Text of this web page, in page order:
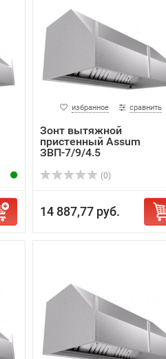
избранное сравнить
Зонт вытяжной
пристенный Assum
ЗВП-7/9/4.5
(0)
14 887,77 руб.